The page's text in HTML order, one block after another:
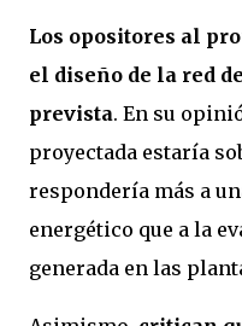
Los opositores al
el diseño de la red
prevista. En su
proyectada estaría
respondería más a
energético que a la
generada en las